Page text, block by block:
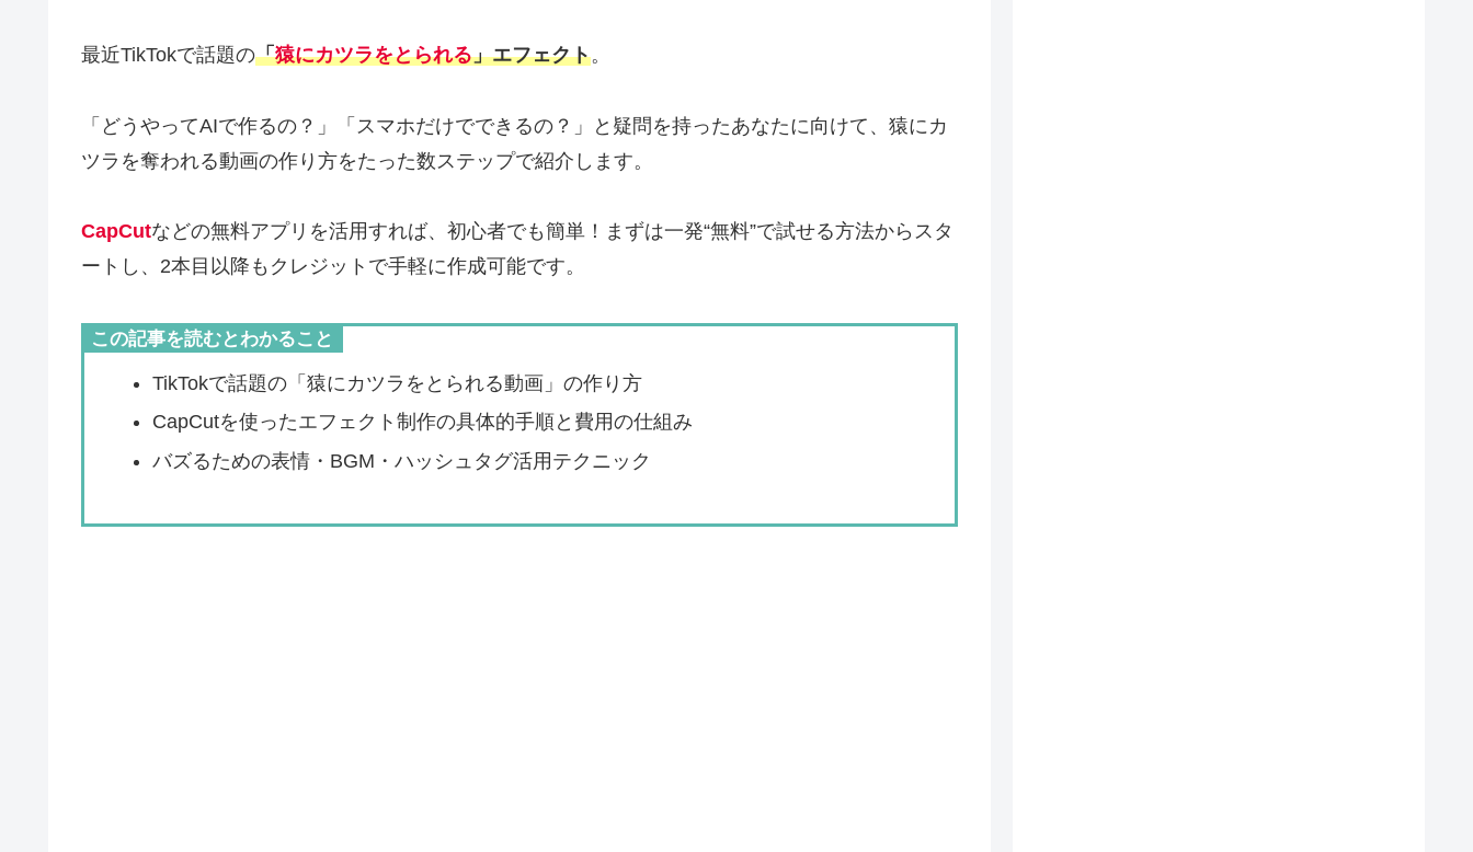
最近TikTokで話題の「猿にカツラをとられる」エフェクト。
「どうやってAIで作るの？」「スマホだけでできるの？」と疑問を持ったあなたに向けて、猿にカ
ツラを奪われる動画の作り方をたった数ステップで紹介します。
CapCutなどの無料アプリを活用すれば、初心者でも簡単！まずは一発“無料”で試せる方法からスタ
ートし、2本目以降もクレジットで手軽に作成可能です。
この記事を読むとわかること
TikTokで話題の「猿にカツラをとられる動画」の作り方
CapCutを使ったエフェクト制作の具体的手順と費用の仕組み
バズるための表情・BGM・ハッシュタグ活用テクニック